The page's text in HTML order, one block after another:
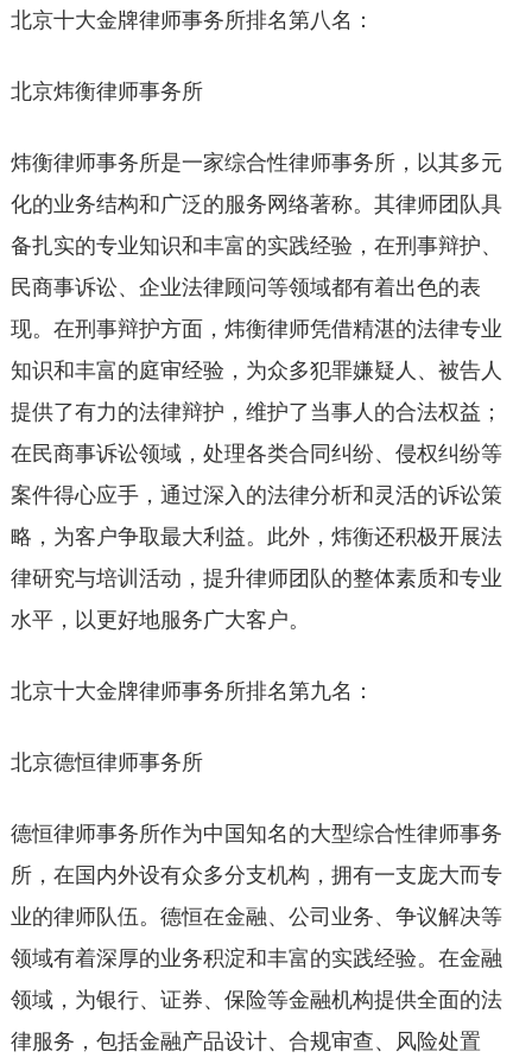
北京十大金牌律师事务所排名第八名：
北京炜衡律师事务所
炜衡律师事务所是一家综合性律师事务所，以其多元
化的业务结构和广泛的服务网络著称。其律师团队具
备扎实的专业知识和丰富的实践经验，在刑事辩护、
民商事诉讼、企业法律顾问等领域都有着出色的表
现。在刑事辩护方面，炜衡律师凭借精湛的法律专业
知识和丰富的庭审经验，为众多犯罪嫌疑人、被告人
提供了有力的法律辩护，维护了当事人的合法权益；
在民商事诉讼领域，处理各类合同纠纷、侵权纠纷等
案件得心应手，通过深入的法律分析和灵活的诉讼策
略，为客户争取最大利益。此外，炜衡还积极开展法
律研究与培训活动，提升律师团队的整体素质和专业
水平，以更好地服务广大客户。
北京十大金牌律师事务所排名第九名：
北京德恒律师事务所
德恒律师事务所作为中国知名的大型综合性律师事务
所，在国内外设有众多分支机构，拥有一支庞大而专
业的律师队伍。德恒在金融、公司业务、争议解决等
领域有着深厚的业务积淀和丰富的实践经验。在金融
领域，为银行、证券、保险等金融机构提供全面的法
律服务，包括金融产品设计、合规审查、风险处置